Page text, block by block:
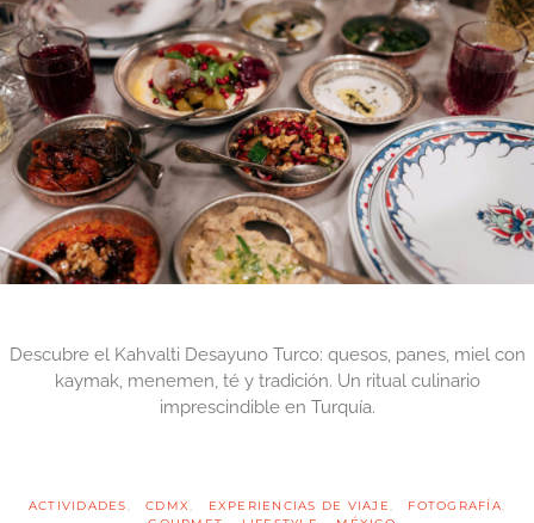
Descubre el Kahvalti Desayuno Turco: quesos, panes, miel con
kaymak, menemen, té y tradición. Un ritual culinario
imprescindible en Turquía.
ACTIVIDADES CDMX EXPERIENCIAS DE VIAJE
FOTOGRAFÍA